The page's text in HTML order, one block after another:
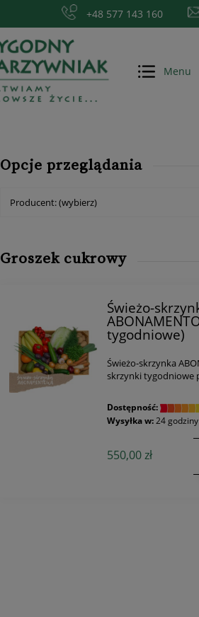
+48 577 143 160
Menu
Opcje przeglądania
Producent: (wybierz)
Groszek cukrowy
Świeżo-
tygodniowe)
Świeżo-skrzynka
skrzynki tygodniowe
Dostępność:
Wysyłka w: 24 godziny
550,00 zł